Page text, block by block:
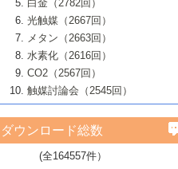
B号 第123回触媒討論会（2019年・大阪
B号 第119回触媒討論会（2017年・首都
大学東京）
者たち～（2）
5号 触媒研究の最先端～とびたて若き研究
者たち～（3）
6号 イオニクス材料と燃料電池・電解合成
の最新の研究動向
B号 第117回触媒討論会（2016年・大阪府
立大学）
5号 工業触媒およびその周辺技術の最近の
進歩
6号 ナノシート
B号 第115回触媒討論会（2015年・成蹊大
4号 人工光合成に向けた近年のアプローチ
5号 未利用熱エネルギーの有効活用に貢献
する触媒技術
6号 ポリオキソメタレート
B号 第113回触媒討論会（2014年・ロワジ
ールホテル豊橋）
3号 天然ガスの化学工業的展開に関する触
媒技術
4号 貴金属触媒の精密構造制御とその活用
5号 バイオマス化成品製造のための固体触
6号 ナノ空間─吸着状態解析から新機能開拓
B号 第111回触媒討論会（2013年・関西大
2号 第109回触媒討論会
3号 貴金属低減技術の最新動向
4号 貴金属代替技術の最新動向
5号 光触媒による物質変換反応の新展開
6号 グラフェン
7号 水素を利用する化成品合成の新潮流
2号 第107回触媒討論会
3号 触媒のその場観察法の進歩（１）
4号 触媒のその場観察法の進歩（２）
5号 不活性結合の触媒的活性化による有機
合成
6号 新しい固体酸触媒技術
7号 ゼオライト合成における最近の進歩
1号 触媒の劣化対策と長寿命触媒開発
2号 第105回触媒討論会
3号 ナノ構造が拓く新機能
4号 活性サイトおよびその環境の精密な設
計による触媒の高機能化
5号 触媒を有効に使うための技術
7号 有機分子触媒による精密有機合成
1号 炭素材料－熱い注目を集める材料－
2号 第103回触媒討論会
3号 環境浄化用光触媒の現状と課題
4号 水素社会の実現に向けた水素製造・貯
蔵技術の進歩
5号 CO2が関わる触媒・材料
▼50巻（2008年）
1号 触媒化学と学会のこの10年，半世紀，
そして未来
2号 第101回触媒討論会
4号 錯体を利用したユニークな表面構造の
構築と機能
▼49巻（2007年）
1号 含フッ素化合物の合成と触媒
2号 第99回触媒討論会
3号 実用的ファインケミカル合成プロセス
を実現する触媒
▼48巻（2006年）
1号 固体酸触媒の最近の進歩
2号 第97回触媒討論会
3号 リビング重合触媒の最近の展開
1号 最近の触媒担体とその効果
2号 第95回触媒討論会
▼46巻（2004年）
1号 部分酸化反応触媒の最前線
▼45巻（2003年）
白金（2782回）
光触媒（2667回）
メタン（2663回）
水素化（2616回）
CO2（2567回）
触媒討論会（2545回）
ダウンロード総数
(全164557件）